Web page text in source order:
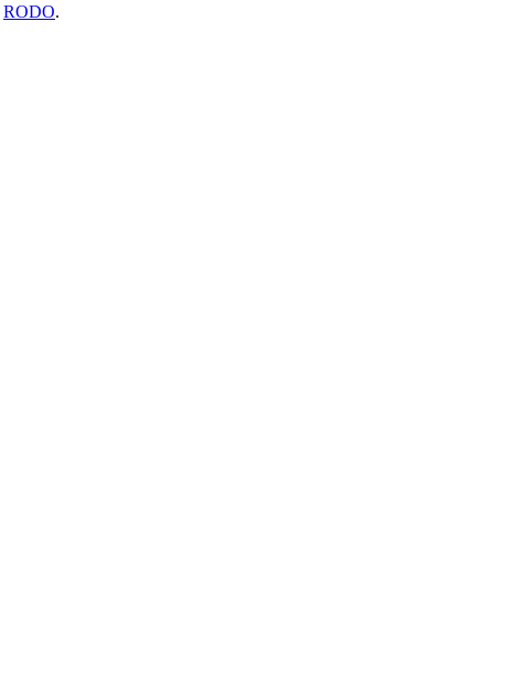
RODO.